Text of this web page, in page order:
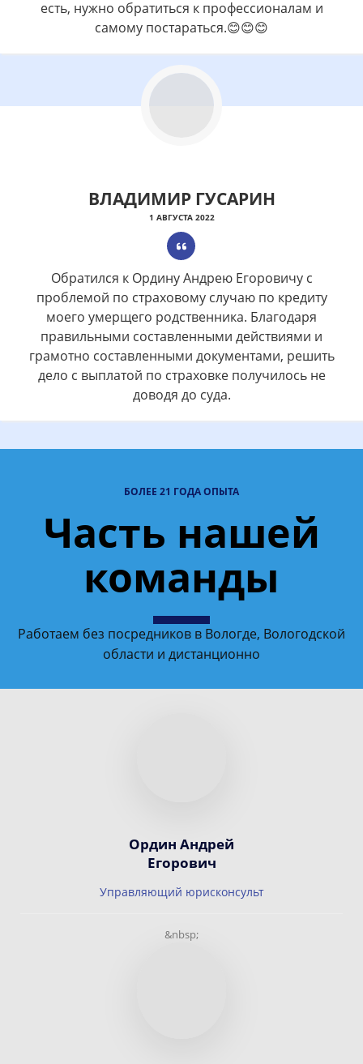
есть, нужно обратиться к профессионалам и
самому постараться.😊😊😊
ВЛАДИМИР ГУСАРИН
1 АВГУСТА 2022
Обратился к Ордину Андрею Егоровичу с
проблемой по страховому случаю по кредиту
моего умерщего родственника. Благодаря
правильными составленными действиями и
грамотно составленными документами, решить
дело с выплатой по страховке получилось не
доводя до суда.
БОЛЕЕ 21 ГОДА ОПЫТА
Часть нашей
команды
Работаем без посредников в Вологде, Вологодской
области и дистанционно
Ордин Андрей
Егорович
Управляющий юрисконсульт
&nbsp;